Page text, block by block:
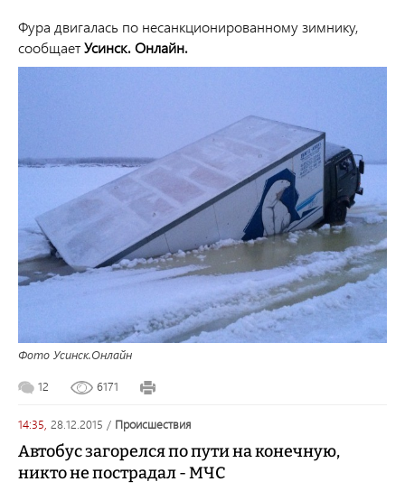
Фура двигалась по несанкционированному зимнику,
сообщаетУсинск. Онлайн.
Фото Усинск.Онлайн
12 6171
14:35, 28.12.2015 / происшествия
Автобус загорелся по пути на конечную,
никто не пострадал - МЧС